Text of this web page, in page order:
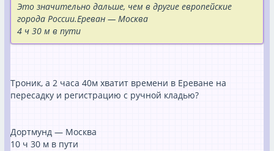
Это значительно дальше, чем в другие европейские
города России.Ереван — Москва
4 ⁠ч 30 ⁠м в пути
Троник, а 2 часа 40м хватит времени в Ереване на
пересадку и регистрацию с ручной кладью?
Дортмунд — Москва
10 ⁠ч 30 ⁠м в пути